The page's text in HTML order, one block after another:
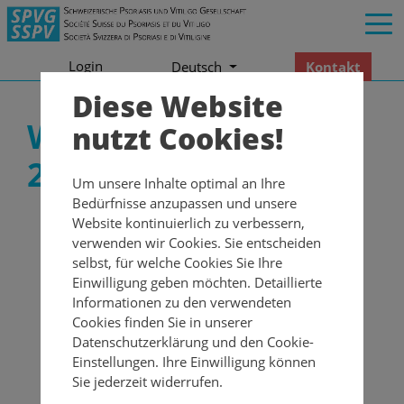
Login Deutsch Kontakt
Welt-Psoriasis-Tag
2025
WPD 2025 unter dem Motto:
Diese Website
nutzt Cookies!
Um unsere Inhalte optimal an Ihre
Bedürfnisse anzupassen und unsere
Website kontinuierlich zu verbessern,
verwenden wir Cookies. Sie entscheiden
selbst, für welche Cookies Sie Ihre
Einwilligung geben möchten. Detaillierte
Informationen zu den verwendeten
Cookies finden Sie in unserer
Datenschutzerklärung und den Cookie-
Einstellungen. Ihre Einwilligung können
Sie jederzeit widerrufen.